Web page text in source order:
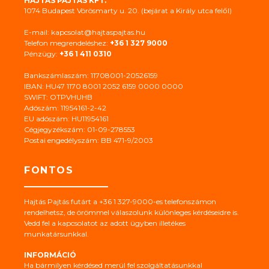
1074 Budapest Vörösmarty u. 20. (bejárat a Király utca felől)
E-mail: kapcsolat@hajtaspajtas.hu
Telefon megrendeléshez: +36 1 327 9000
Pénzügy: +36 1 411 0310
Bankszámlaszám: 11708001-20526159
IBAN: HU47 1170 8001 2052 6159 0000 0000
SWIFT: OTPVHUHB
Adószám: 11954161-2-42
EU adószám: HU11954161
Cégjegyzékszám: 01-09-278553
Postai engedélyszám: BB 471-9/2003
FONTOS
Hajtás Pajtás futárt a +36 1 327-9000-es telefonszámon
rendelhetsz, de örömmel válaszolunk különleges kérdéseidre is.
Vedd fel a kapcsolatot az adott ügyben illetékes
munkatársunkkal.
INFORMÁCIÓ
Ha bármilyen kérdésed merül fel szolgáltatásunkkal